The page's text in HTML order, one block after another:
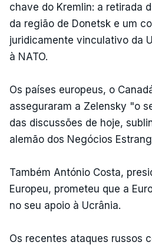
chave do Kremlin: a retirada
da região de Donetsk e um
juridicamente vinculativo da
à NATO.
Os países europeus, o
asseguraram a Zelensky "o
das discussões de hoje,
alemão dos Negócios
Também António Costa,
Europeu, prometeu que a
no seu apoio à Ucrânia.
Os recentes ataques russos